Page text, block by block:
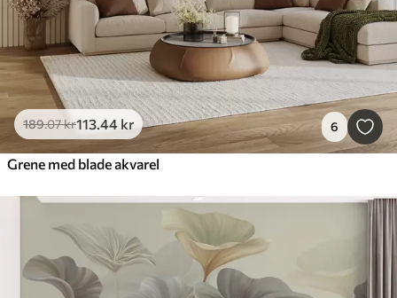
189.07kr113.44 kr 6
Grene med blade akvarel